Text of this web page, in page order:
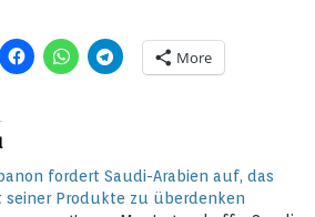
More
fordert Saudi-Arabien auf, das
seiner Produkte zu überdenken